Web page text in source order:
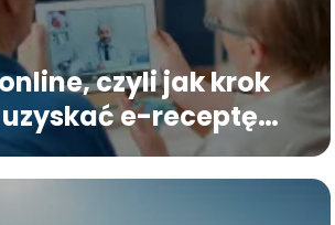
czyli jak krok
e-receptę
z domu